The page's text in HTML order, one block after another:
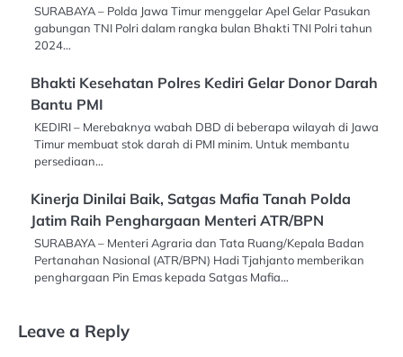
SURABAYA – Polda Jawa Timur menggelar Apel Gelar Pasukan
gabungan TNI Polri dalam rangka bulan Bhakti TNI Polri tahun
2024…
Bhakti Kesehatan Polres Kediri Gelar Donor Darah
Bantu PMI
KEDIRI – Merebaknya wabah DBD di beberapa wilayah di Jawa
Timur membuat stok darah di PMI minim. Untuk membantu
persediaan…
Kinerja Dinilai Baik, Satgas Mafia Tanah Polda
Jatim Raih Penghargaan Menteri ATR/BPN
SURABAYA – Menteri Agraria dan Tata Ruang/Kepala Badan
Pertanahan Nasional (ATR/BPN) Hadi Tjahjanto memberikan
penghargaan Pin Emas kepada Satgas Mafia…
Leave a Reply